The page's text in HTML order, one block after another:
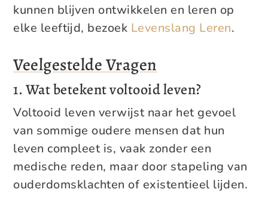
kunnen blijven ontwikkelen en leren op
elke leeftijd, bezoek Levenslang Leren.
Veelgestelde Vragen
1. Wat betekent voltooid leven?
Voltooid leven verwijst naar het gevoel
van sommige oudere mensen dat hun
leven compleet is, vaak zonder een
medische reden, maar door stapeling van
ouderdomsklachten of existentieel lijden.